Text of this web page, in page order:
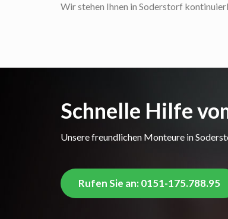
Wir stehen Ihnen in Soderstorf
Schnelle Hilfe
Unsere freundlichen Monteure in
Rufen Sie an: 0151-175.788.95